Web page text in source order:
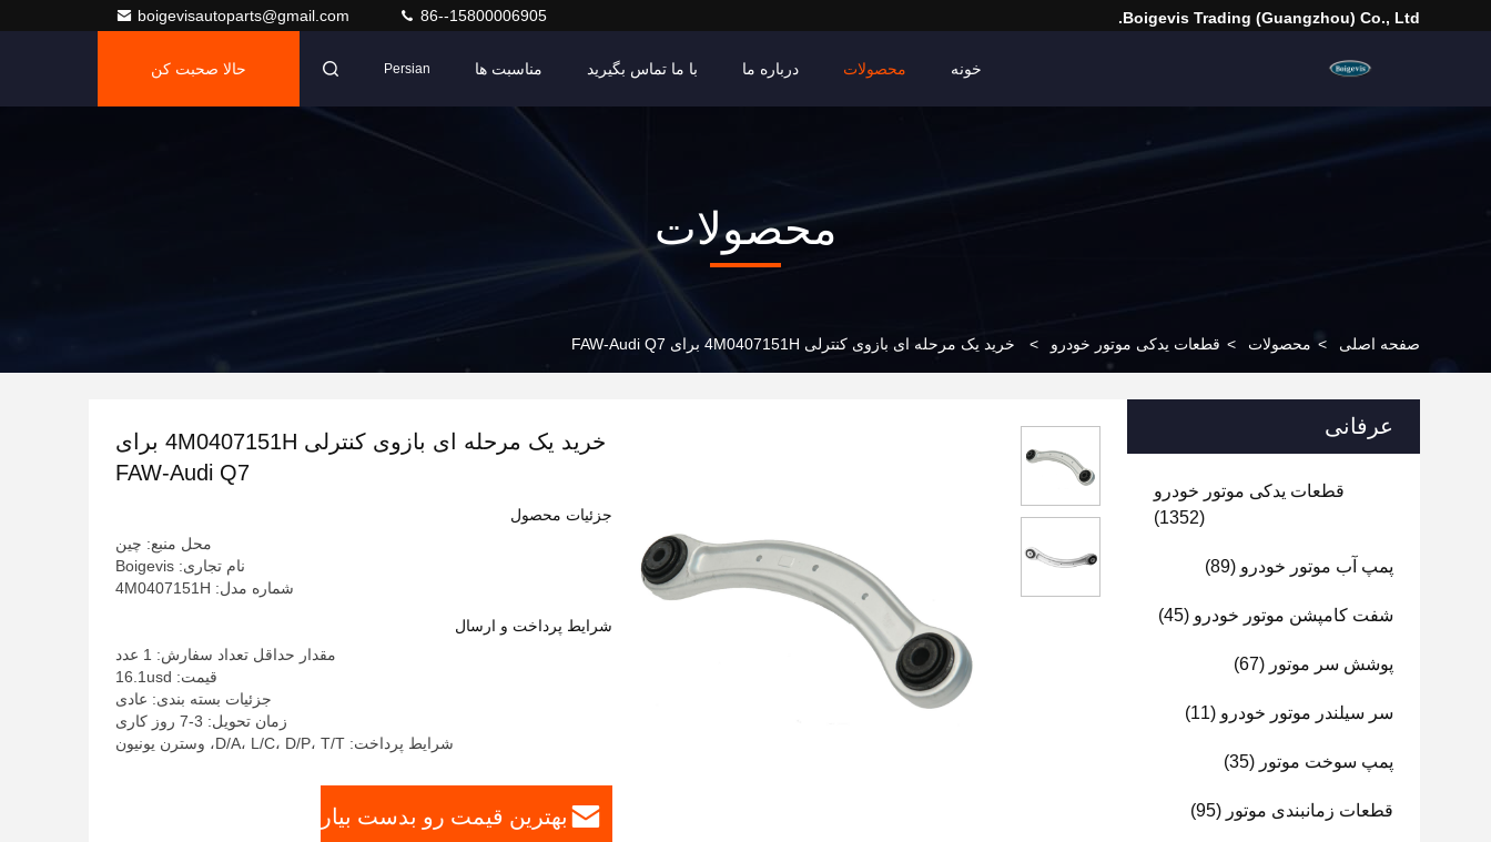
Boigevis Trading (guangzhou) Co., Ltd.
boigevisautoparts@gmail.com 86--15800006905
خونه محصولات درباره ما با ما تماس بگیرید مناسبت ها Persian حالا صحبت کن
محصولات
صفحه اصلی > محصولات > قطعات یدکی موتور خودرو > خرید یک مرحله ای بازوی کنترلی 4M0407151H برای FAW-Audi Q7
عرفانی
قطعات یدکی موتور خودرو
(1352)
پمپ آب موتور خودرو (89)
شفت کامپشن موتور خودرو (45)
پوشش سر موتور (67)
سر سیلندر موتور خودرو (11)
پمپ سوخت موتور (35)
قطعات زمانبندی موتور (95)
خرید یک مرحله ای بازوی کنترلی 4M0407151H برای
FAW-Audi Q7
جزئیات محصول
محل منبع: چین
نام تجاری: Boigevis
شماره مدل: 4M0407151H
شرایط پرداخت و ارسال
مقدار حداقل تعداد سفارش: 1 عدد
قیمت: 16.1usd
جزئیات بسته بندی: عادی
زمان تحویل: 3-7 روز کاری
شرایط پرداخت: D/A، L/C، D/P، T/T، وسترن یونیون
بهترین قیمت رو بدست بیار